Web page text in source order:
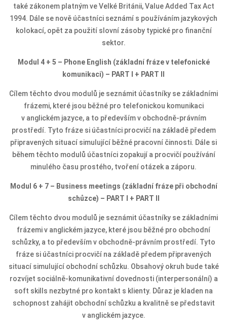
také zákonem platným ve Velké Británii, Value Added Tax Act
1994. Dále se nově účastníci seznámí s používáním jazykových
kolokací, opět za použití slovní zásoby typické pro finanční
sektor.
Modul 4 + 5 – Phone English (základní fráze v telefonické
komunikaci) – PART I + PART II
Cílem těchto dvou modulů je seznámit účastníky se základními
frázemi, které jsou běžné pro telefonickou komunikaci
v anglickém jazyce, a to především v obchodně-právním
prostředí. Tyto fráze si účastníci procvičí na základě předem
připravených situací simulující běžné pracovní činnosti. Dále si
během těchto modulů účastníci zopakují a procvičí používání
minulého času prostého, tvoření otázek a záporu.
Modul 6 + 7 – Business meetings (základní fráze při obchodní
schůzce) – PART I + PART II
Cílem těchto dvou modulů je seznámit účastníky se základními
frázemi v anglickém jazyce, které jsou běžné pro obchodní
schůzky, a to především v obchodně-právním prostředí. Tyto
fráze si účastníci procvičí na základě předem připravených
situací simulující obchodní schůzku. Obsahový okruh bude také
rozvíjet sociálně-komunikativní dovednosti (interpersonální) a
soft skills nezbytné pro kontakt s klienty. Důraz je kladen na
schopnost zahájit obchodní schůzku a kvalitně se představit
v anglickém jazyce.